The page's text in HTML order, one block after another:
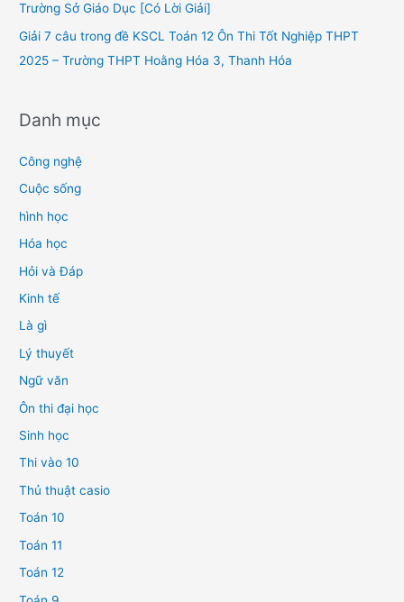
Trường Sở Giáo Dục [Có Lời Giải]
Giải 7 câu trong đề KSCL Toán 12 Ôn Thi Tốt Nghiệp THPT
2025 – Trường THPT Hoằng Hóa 3, Thanh Hóa
Danh mục
Công nghệ
Cuộc sống
hình học
Hóa học
Hỏi và Đáp
Kinh tế
Là gì
Lý thuyết
Ngữ văn
Ôn thi đại học
Sinh học
Thi vào 10
Thủ thuật casio
Toán 10
Toán 11
Toán 12